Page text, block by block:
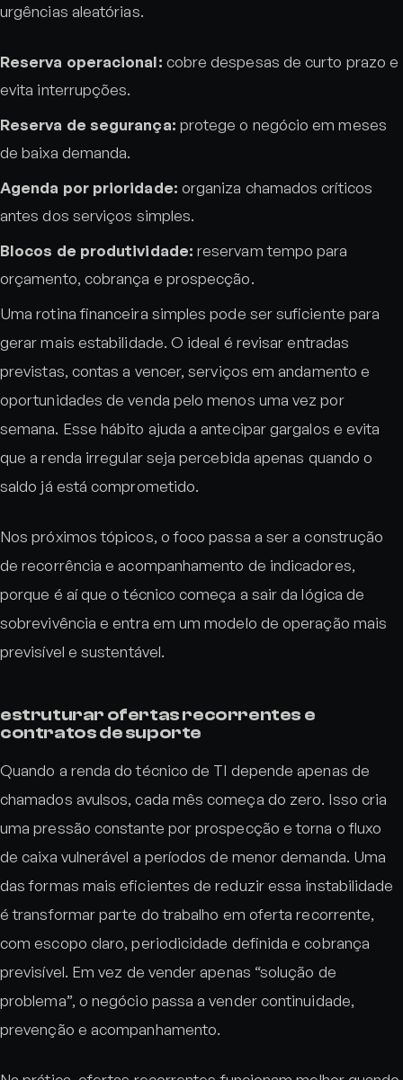
urgências aleatórias.
Reserva operacional: cobre despesas de curto prazo e
evita interrupções.
Reserva de segurança: protege o negócio em meses
de baixa demanda.
Agenda por prioridade: organiza chamados críticos
antes dos serviços simples.
Blocos de produtividade: reservam tempo para
orçamento, cobrança e prospecção.
Uma rotina financeira simples pode ser suficiente para
gerar mais estabilidade. O ideal é revisar entradas
previstas, contas a vencer, serviços em andamento e
oportunidades de venda pelo menos uma vez por
semana. Esse hábito ajuda a antecipar gargalos e evita
que a renda irregular seja percebida apenas quando o
saldo já está comprometido.
Nos próximos tópicos, o foco passa a ser a construção
de recorrência e acompanhamento de indicadores,
porque é aí que o técnico começa a sair da lógica de
sobrevivência e entra em um modelo de operação mais
previsível e sustentável.
estruturar ofertas recorrentes e
contratos de suporte
Quando a renda do técnico de TI depende apenas de
chamados avulsos, cada mês começa do zero. Isso cria
uma pressão constante por prospecção e torna o fluxo
de caixa vulnerável a períodos de menor demanda. Uma
das formas mais eficientes de reduzir essa instabilidade
é transformar parte do trabalho em oferta recorrente,
com escopo claro, periodicidade definida e cobrança
previsível. Em vez de vender apenas “solução de
problema”, o negócio passa a vender continuidade,
prevenção e acompanhamento.